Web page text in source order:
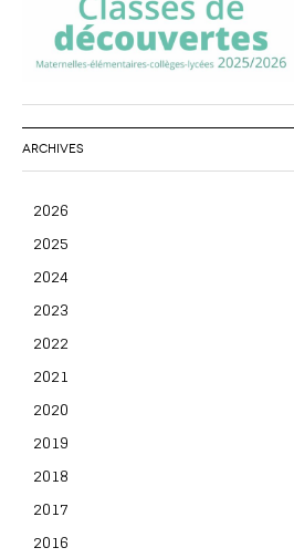
ARCHIVES
2026
2025
2024
2023
2022
2021
2020
2019
2018
2017
2016